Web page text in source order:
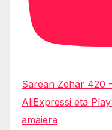
Sarean Zehar 420
AliExpressi eta
amaiera